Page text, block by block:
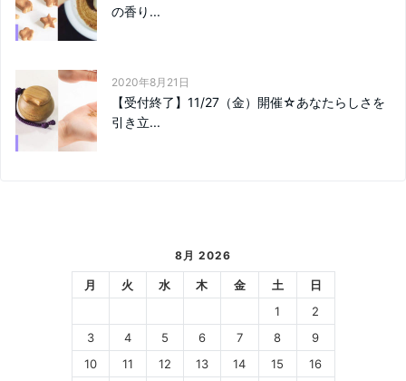
の香り...
2020年8月21日
【受付終了】11/27（金）開催☆あなたらしさを
引き立...
8月 2026
月 火 水 木 金 土
日
1
2
3
4 5 6 7 8
9
10
11 12 13 14 15
16